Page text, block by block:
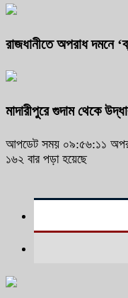
রাজধানীতে অপরাধ দমনে
মাদারীপুরে গুদাম থেকে
আপডেট সময় ০৯:৫৬:১১
১৬২ বার পড়া হয়েছে